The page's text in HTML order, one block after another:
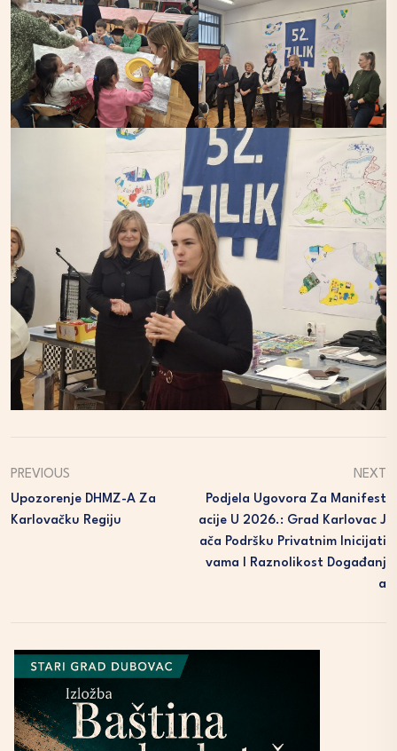
PREVIOUS
Upozorenje DHMZ-A Za
Karlovačku Regiju
NEXT
Podjela Ugovora Za Manifest
Acije U 2026.: Grad Karlovac J
Ača Podršku Privatnim Inicijati
Vama I Raznolikost Događanj
A